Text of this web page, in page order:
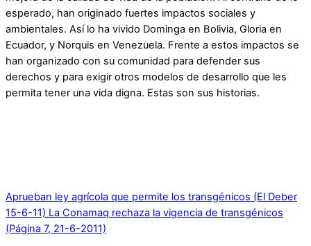
esperado, han originado fuertes impactos sociales y
ambientales. Así lo ha vivido Dominga en Bolivia, Gloria en
Ecuador, y Norquis en Venezuela. Frente a estos impactos se
han organizado con su comunidad para defender sus
derechos y para exigir otros modelos de desarrollo que les
permita tener una vida digna. Estas son sus historias.
Aprueban ley agrícola que permite los transgénicos (El Deber
15-6-11) La Conamaq rechaza la vigencia de transgénicos
(Página 7, 21-6-2011)